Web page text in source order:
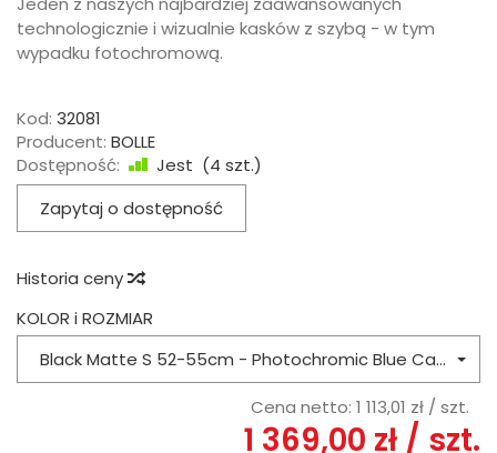
technologicznie i wizualnie kasków z szybą - w tym
wypadku fotochromową.
Kod: 32081
Producent: BOLLE
Dostępność:
Jest (4 szt.)
Zapytaj o dostępność
Historia ceny
KOLOR i ROZMIAR
Black Matte S 52-55cm - Photochromic Blue Cat 1 to 3
Cena netto: 1 113,01 zł / szt.
1 369,00 zł / szt.